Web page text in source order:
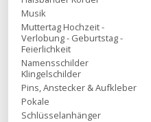
Musik
Muttertag Hochzeit -
Verlobung - Geburtstag -
Feierlichkeit
Namensschilder
Klingelschilder
Pins, Anstecker & Aufkleber
Pokale
Schlüsselanhänger